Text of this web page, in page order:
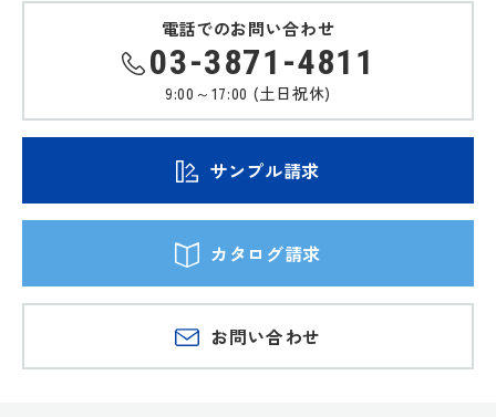
電話でのお問い合わせ
03-3871-4811
9:00～17:00 (土日祝休)
サンプル請求
カタログ請求
お問い合わせ